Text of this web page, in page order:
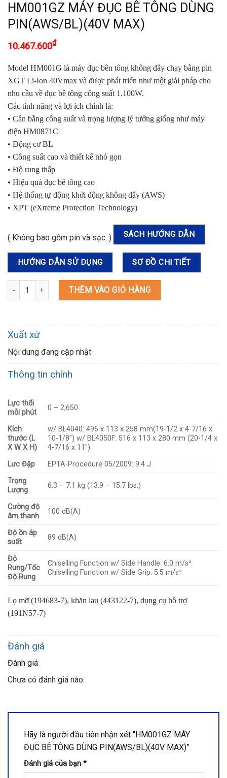
HM001GZ MÁY ĐỤC BÊ TÔNG DÙNG
PIN(AWS/BL)(40V MAX)
10.467.600₫
Model HM001G là máy đục bên tông không dây chạy bằng pin
XGT Li-Ion 40Vmax và được phát triển như một giải pháp cho
nhu cầu về đục bê tông công suất 1.100W.
Các tính năng và lợi ích chính là:
• Cân bằng công suất và trọng lượng lý tưởng giống như máy
điện HM0871C
• Động cơ BL
• Công suất cao và thiết kế nhỏ gọn
• Độ rung thấp
• Hiệu quả đục bê tông cao
• Hệ thống tự động khởi động không dây (AWS)
• XPT (eXtreme Protection Technology)
( Không bao gồm pin và sạc. ) SÁCH HƯỚNG DẪN
HƯỚNG DẪN SỬ DỤNG SƠ ĐỒ CHI TIẾT
HM001GZ MÁY ĐỤC BÊ TÔNG DÙNG PIN(AWS/BL)(40V MAX) số
THÊM VÀO GIỎ HÀNG
Xuất xứ
Nội dung đang cập nhật
Thông tin chính
Lực thổi
mỗi phút
0 – 2,650
Kích
thước (L
X W X H)
w/ BL4040: 496 x 113 x 258 mm(19-1/2 x 4-7/16 x
10-1/8″) w/ BL4050F: 516 x 113 x 280 mm (20-1/4 x
4-7/16 x 11″)
Lưc Đập
EPTA-Procedure 05/2009: 9.4 J
Trọng
Lượng
6.3 – 7.1 kg (13.9 – 15.7 lbs.)
Cường độ
âm thanh
100 dB(A)
Độ ồn áp
suất
89 dB(A)
Độ
Rung/Tốc
Độ Rung
Chiselling Function w/ Side Handle: 6.0 m/s²
Chiselling Function w/ Side Grip: 5.5 m/s²
Lọ mỡ (194683-7), khăn lau (443122-7), dụng cụ hỗ trợ
(191N57-7)
Đánh giá
Đánh giá
Chưa có đánh giá nào.
Hãy là người đầu tiên nhận xét “HM001GZ MÁY
ĐỤC BÊ TÔNG DÙNG PIN(AWS/BL)(40V MAX)”
Đánh giá của bạn *